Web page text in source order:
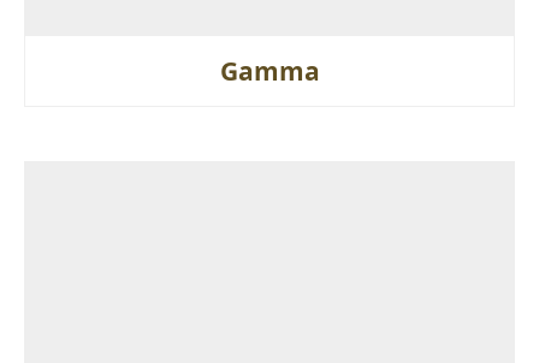
Gamma